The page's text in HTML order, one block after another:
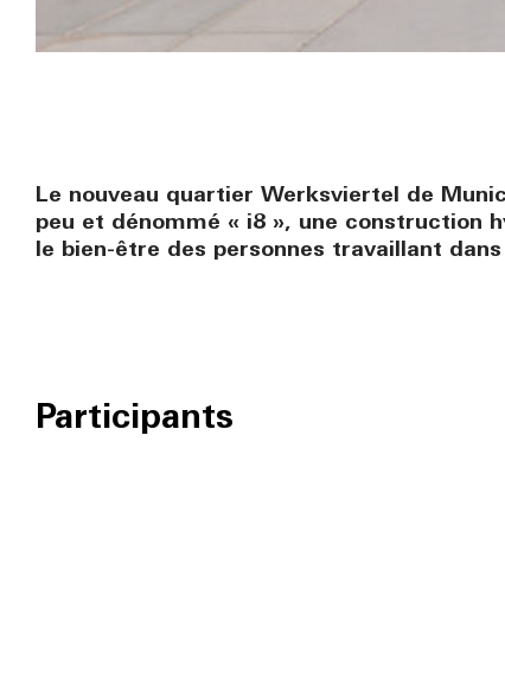
Le nouveau quartier Werksviertel de
peu et dénommé « i8 », une construction
le bien-être des personnes travaillant
Participants